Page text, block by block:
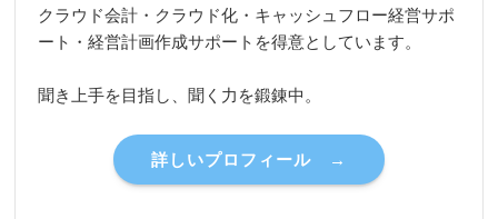
クラウド会計・クラウド化・キャッシュフロー経営サポ
ート・経営計画作成サポートを得意としています。
聞き上手を目指し、聞く力を鍛錬中。
詳しいプロフィール →